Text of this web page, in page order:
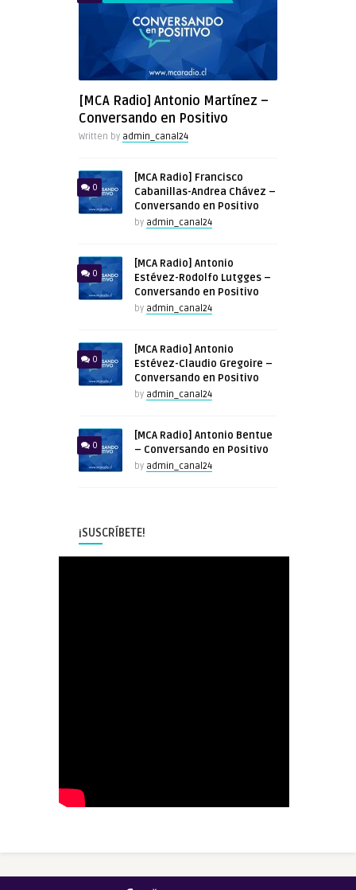
[MCA Radio] Antonio Martínez –
Conversando en Positivo
Written by admin_canal24
0
[MCA Radio] Francisco
Cabanillas-Andrea Chávez –
Conversando en Positivo
by admin_canal24
0
[MCA Radio] Antonio
Estévez-Rodolfo Lutgges –
Conversando en Positivo
by admin_canal24
0
[MCA Radio] Antonio
Estévez-Claudio Gregoire –
Conversando en Positivo
by admin_canal24
0
[MCA Radio] Antonio Bentue
– Conversando en Positivo
by admin_canal24
¡SUSCRÍBETE!